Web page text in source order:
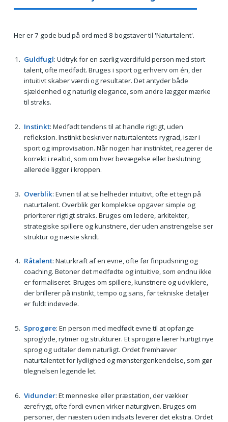
Her er 7 gode bud på ord med 8 bogstaver til 'Naturtalent'.
Guldfugl: Udtryk for en særlig værdifuld person med stort
talent, ofte medfødt. Bruges i sport og erhverv om én, der
intuitivt skaber værdi og resultater. Det antyder både
sjældenhed og naturlig elegance, som andre lægger mærke
til straks.
Instinkt: Medfødt tendens til at handle rigtigt, uden
refleksion. Instinkt beskriver naturtalentets rygrad, især i
sport og improvisation. Når nogen har instinktet, reagerer de
korrekt i realtid, som om hver bevægelse eller beslutning
allerede ligger i kroppen.
Overblik: Evnen til at se helheder intuitivt, ofte et tegn på
naturtalent. Overblik gør komplekse opgaver simple og
prioriterer rigtigt straks. Bruges om ledere, arkitekter,
strategiske spillere og kunstnere, der uden anstrengelse ser
struktur og næste skridt.
Råtalent: Naturkraft af en evne, ofte før finpudsning og
coaching. Betoner det medfødte og intuitive, som endnu ikke
er formaliseret. Bruges om spillere, kunstnere og udviklere,
der brillerer på instinkt, tempo og sans, før tekniske detaljer
er fuldt indøvede.
Sprogøre: En person med medfødt evne til at opfange
sproglyde, rytmer og strukturer. Et sprogøre lærer hurtigt nye
sprog og udtaler dem naturligt. Ordet fremhæver
naturtalentet for lydlighed og mønstergenkendelse, som gør
tilegnelsen legende let.
Vidunder: Et menneske eller præstation, der vækker
ærefrygt, ofte fordi evnen virker naturgiven. Bruges om
personer, der næsten uden indsats leverer det ekstra. Ordet